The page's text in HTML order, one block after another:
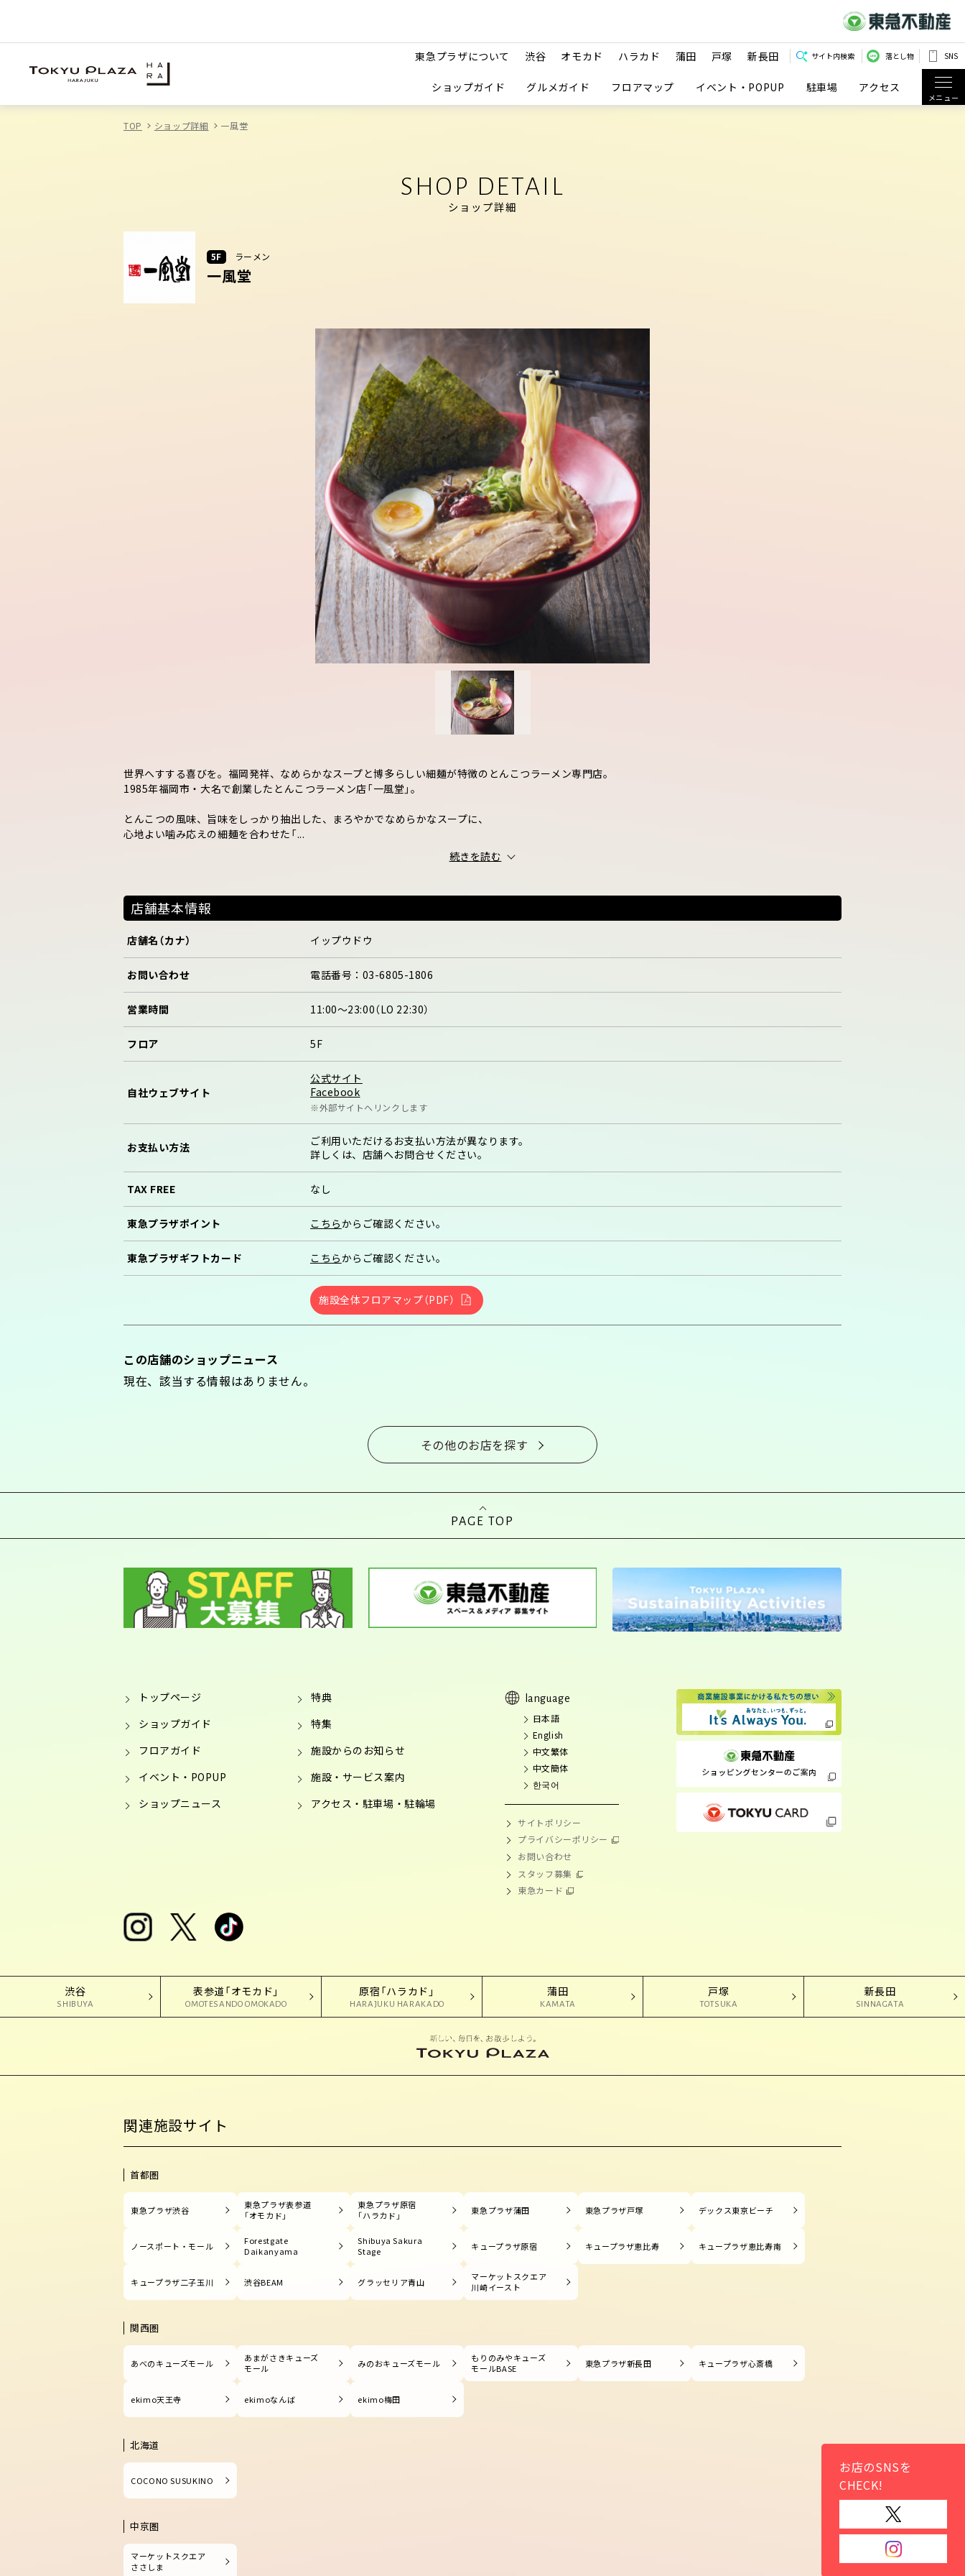
東急プラザについて 渋谷 オモカド ハラカド 蒲田 戸塚 新長田 サイト内検索 落とし物 SNS
ショップガイド グルメガイド フロアマップ イベント・POPUP 駐車場 アクセス
メニュー
TOP ショップ詳細 一風堂
SHOP DETAIL
ショップ詳細
5F ラーメン
一風堂
世界へすする喜びを。福岡発祥、なめらかなスープと博多らしい細麺が特徴のとんこつラーメン専門店。
1985年福岡市・大名で創業したとんこつラーメン店「一風堂」。
とんこつの風味、旨味をしっかり抽出した、まろやかでなめらかなスープに、
心地よい噛み応えの細麺を合わせた「...
続きを読む
店舗基本情報
店舗名（カナ） イップウドウ
お問い合わせ 電話番号： 03-6805-1806
営業時間 11:00～23:00（LO 22:30）
フロア 5F
自社ウェブサイト
公式サイト
Facebook
※外部サイトへリンクします
お支払い方法
ご利用いただけるお支払い方法が異なります。
詳しくは、店舗へお問合せください。
TAX FREE なし
東急プラザポイント こちらからご確認ください。
東急プラザギフトカード こちらからご確認ください。
施設全体フロアマップ（PDF）
この店舗のショップニュース
現在、該当する情報はありません。
その他のお店を探す
お店のSNSを
CHECK!
PAGE TOP
トップページ
ショップガイド
フロアガイド
イベント・POPUP
ショップニュース
特典
特集
施設からのお知らせ
施設・サービス案内
アクセス・駐車場・駐輪場
language
日本語
English
中文繁体
中文簡体
한국어
サイトポリシー
プライバシーポリシー
お問い合わせ
スタッフ募集
東急カード
渋谷
SHIBUYA
表参道「オモカド」
OMOTESANDO OMOKADO
原宿「ハラカド」
HARAJUKU HARAKADO
蒲田
KAMATA
戸塚
TOTSUKA
新長田
SINNAGATA
関連施設サイト
首都圏
東急プラザ渋谷
東急プラザ表参道
「オモカド」
東急プラザ原宿
「ハラカド」
東急プラザ蒲田 東急プラザ戸塚 デックス東京ビーチ
ノースポート・モール
Forestgate
Daikanyama
Shibuya Sakura
Stage
キュープラザ原宿 キュープラザ恵比寿 キュープラザ恵比寿南
キュープラザ二子玉川 渋谷BEAM グラッセリア青山
マーケットスクエア
川崎イースト
関西圏
あべのキューズモール
あまがさきキューズ
モール
みのおキューズモール
もりのみやキューズ
モールBASE
東急プラザ新長田 キュープラザ心斎橋
ekimo天王寺 ekimoなんば ekimo梅田
北海道
COCONO SUSUKINO
中京圏
マーケットスクエア
ささしま